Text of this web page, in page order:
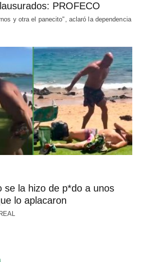
PROFECO
y otra el panecito", aclaró la dependencia
se la hizo de p*do a unos
lo aplacaron